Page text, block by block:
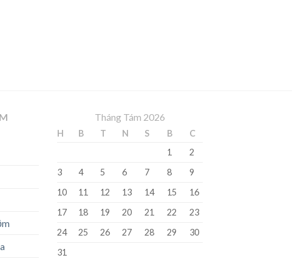
Tháng Tám 2026
H B T N S B
C
1
2
3
4 5 6 7 8
9
10
11 12 13 14 15
16
17
18 19 20 21 22
23
24
25 26 27 28 29
30
31